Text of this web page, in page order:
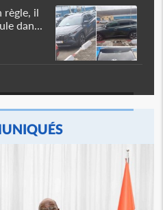
règle, il
dan...